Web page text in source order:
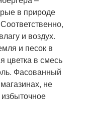
в природе
и воздух.
и песок в
цветка в смесь
Фасованный
не